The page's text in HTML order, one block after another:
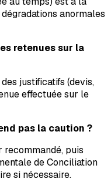
anormales
retenues sur la
justificatifs (devis,
effectuée sur le
pas la caution ?
recommandé, puis
de Conciliation
si nécessaire.